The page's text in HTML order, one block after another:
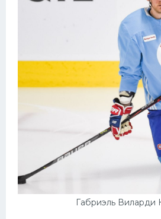
Габриэль Виларди